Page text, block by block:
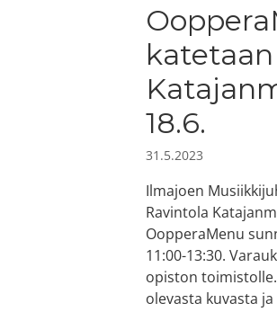
katetaan
18.6.
31.5.2023
Ilmajoen
Ravintola
OopperaMenu
11:00-13:30.
opiston
olevasta kuvasta